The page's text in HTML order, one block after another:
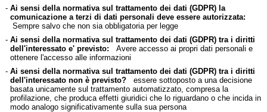
- Ai sensi della normativa sul trattamento dei dati (GDPR) la
comunicazione a terzi di dati personali deve essere autorizzata:
Sempre salvo che non sia obbligatoria per legge
- Ai sensi della normativa sul trattamento dei dati (GDPR) tra i diritti
dell'interessato e' previsto: Avere accesso ai propri dati personali e
ottenere l'accesso alle informazioni
- Ai sensi della normativa sul trattamento dei dati (GDPR) tra i diritti
dell'interessato non è previsto?essere sottoposto a una decisione
basata unicamente sul trattamento automatizzato, compresa la
profilazione, che produca effetti giuridici che lo riguardano o che incida in
modo analogo significativamente sulla sua persona